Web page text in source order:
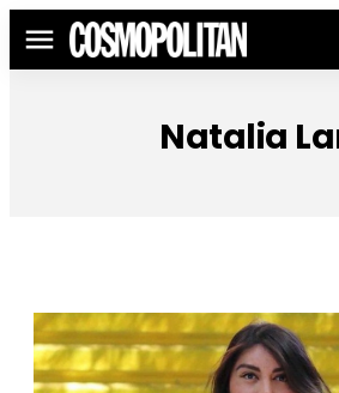
Menú
Natalia